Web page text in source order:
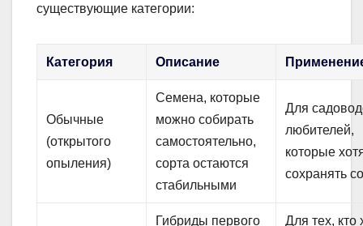
существующие категории:
Категория Описание
Обычные
(открытого
опыления)
Семена, которые
можно собирать
самостоятельно,
сорта остаются
стабильными
Для
любителей,
которые
сохранять
Гибриды первого
Для тех, кто